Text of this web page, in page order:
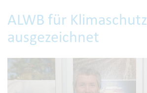
ALWB für Klimaschutz
ausgezeichnet